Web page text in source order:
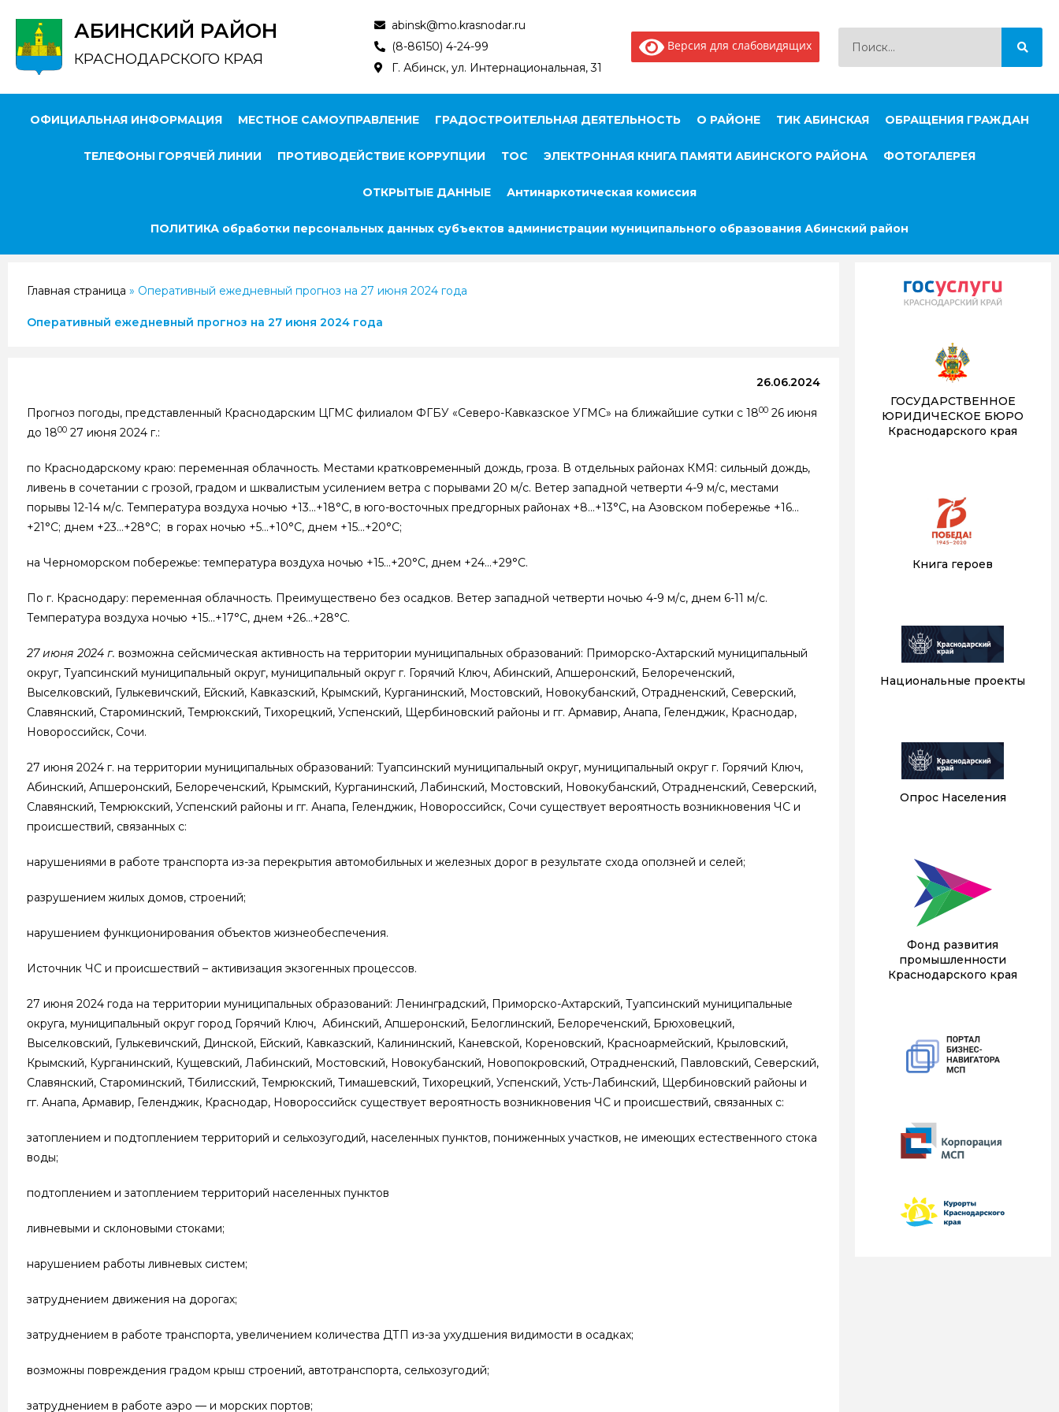
АБИНСКИЙ РАЙОН
КРАСНОДАРСКОГО КРАЯ
abinsk@mo.krasnodar.ru
(8-86150) 4-24-99
Г. Абинск, ул. Интернациональная, 31
Версия для слабовидящих
ОФИЦИАЛЬНАЯ ИНФОРМАЦИЯ МЕСТНОЕ САМОУПРАВЛЕНИЕ ГРАДОСТРОИТЕЛЬНАЯ ДЕЯТЕЛЬНОСТЬ О РАЙОНЕ ТИК АБИНСКАЯ ОБРАЩЕНИЯ ГРАЖДАН
ТЕЛЕФОНЫ ГОРЯЧЕЙ ЛИНИИ ПРОТИВОДЕЙСТВИЕ КОРРУПЦИИ ТОС ЭЛЕКТРОННАЯ КНИГА ПАМЯТИ АБИНСКОГО РАЙОНА ФОТОГАЛЕРЕЯ
ОТКРЫТЫЕ ДАННЫЕ Антинаркотическая комиссия
ПОЛИТИКА обработки персональных данных субъектов администрации муниципального образования Абинский район
Главная страница » Оперативный ежедневный прогноз на 27 июня 2024 года
Оперативный ежедневный прогноз на 27 июня 2024 года
26.06.2024
Прогноз погоды, представленный Краснодарским ЦГМС филиалом ФГБУ «Северо-Кавказское УГМС» на ближайшие сутки с 1800 26 июня
до 1800 27 июня 2024 г.:
по Краснодарскому краю: переменная облачность. Местами кратковременный дождь, гроза. В отдельных районах КМЯ: сильный дождь,
ливень в сочетании с грозой, градом и шквалистым усилением ветра с порывами 20 м/с. Ветер западной четверти 4-9 м/с, местами
порывы 12-14 м/с. Температура воздуха ночью +13…+18°С, в юго-восточных предгорных районах +8…+13°С, на Азовском побережье +16…
+21°С; днем +23…+28°С; в горах ночью +5…+10°С, днем +15…+20°С;
на Черноморском побережье: температура воздуха ночью +15…+20°С, днем +24…+29°С.
По г. Краснодару: переменная облачность. Преимуществено без осадков. Ветер западной четверти ночью 4-9 м/с, днем 6-11 м/с.
Температура воздуха ночью +15…+17°С, днем +26…+28°С.
27 июня 2024 г. возможна сейсмическая активность на территории муниципальных образований: Приморско-Ахтарский муниципальный
округ, Туапсинский муниципальный округ, муниципальный округ г. Горячий Ключ, Абинский, Апшеронский, Белореченский,
Выселковский, Гулькевичский, Ейский, Кавказский, Крымский, Курганинский, Мостовский, Новокубанский, Отрадненский, Северский,
Славянский, Староминский, Темрюкский, Тихорецкий, Успенский, Щербиновский районы и гг. Армавир, Анапа, Геленджик, Краснодар,
Новороссийск, Сочи.
27 июня 2024 г. на территории муниципальных образований: Туапсинский муниципальный округ, муниципальный округ г. Горячий Ключ,
Абинский, Апшеронский, Белореченский, Крымский, Курганинский, Лабинский, Мостовский, Новокубанский, Отрадненский, Северский,
Славянский, Темрюкский, Успенский районы и гг. Анапа, Геленджик, Новороссийск, Сочи существует вероятность возникновения ЧС и
происшествий, связанных с:
нарушениями в работе транспорта из-за перекрытия автомобильных и железных дорог в результате схода оползней и селей;
разрушением жилых домов, строений;
нарушением функционирования объектов жизнеобеспечения.
Источник ЧС и происшествий – активизация экзогенных процессов.
27 июня 2024 года на территории муниципальных образований: Ленинградский, Приморско-Ахтарский, Туапсинский муниципальные
округа, муниципальный округ город Горячий Ключ, Абинский, Апшеронский, Белоглинский, Белореченский, Брюховецкий,
Выселковский, Гулькевичский, Динской, Ейский, Кавказский, Калининский, Каневской, Кореновский, Красноармейский, Крыловский,
Крымский, Курганинский, Кущевский, Лабинский, Мостовский, Новокубанский, Новопокровский, Отрадненский, Павловский, Северский,
Славянский, Староминский, Тбилисский, Темрюкский, Тимашевский, Тихорецкий, Успенский, Усть-Лабинский, Щербиновский районы и
гг. Анапа, Армавир, Геленджик, Краснодар, Новороссийск существует вероятность возникновения ЧС и происшествий, связанных с:
затоплением и подтоплением территорий и сельхозугодий, населенных пунктов, пониженных участков, не имеющих естественного стока
воды;
подтоплением и затоплением территорий населенных пунктов
ливневыми и склоновыми стоками;
нарушением работы ливневых систем;
затруднением движения на дорогах;
затруднением в работе транспорта, увеличением количества ДТП из-за ухудшения видимости в осадках;
возможны повреждения градом крыш строений, автотранспорта, сельхозугодий;
затруднением в работе аэро — и морских портов;
ГОСУДАРСТВЕННОЕ
ЮРИДИЧЕСКОЕ БЮРО
Краснодарского края
Книга героев
Национальные проекты
Опрос Населения
Фонд развития
промышленности
Краснодарского края